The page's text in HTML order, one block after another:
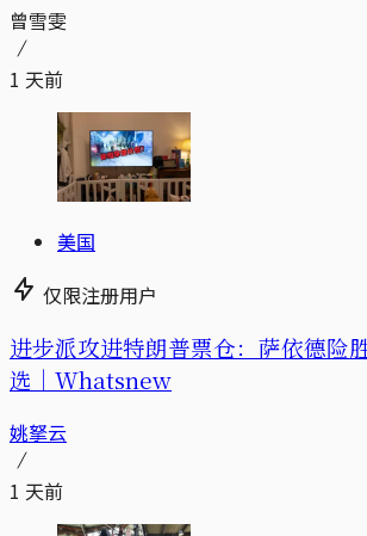
曾雪雯
1 天前
美国
仅限注册用户
进步派攻进特朗普票仓：萨依德险
选｜Whatsnew
姚拏云
1 天前